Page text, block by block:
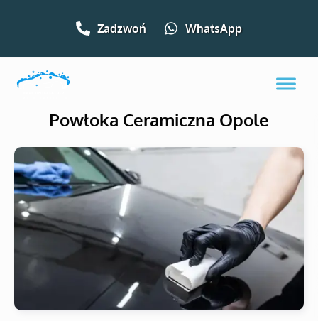
Zadzwoń WhatsApp
Powłoka Ceramiczna Opole